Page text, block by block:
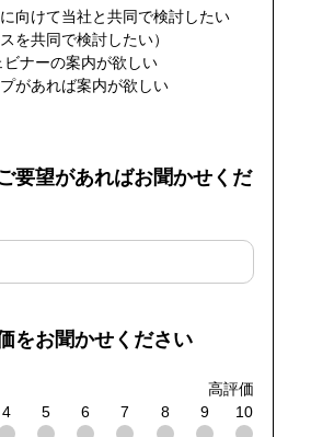
向けて当社と共同で検討したい
を共同で検討したい）
ビナーの案内が欲しい
があれば案内が欲しい
要望があればお聞かせくだ
をお聞かせください
高評価
4 5 6 7 8 9 10